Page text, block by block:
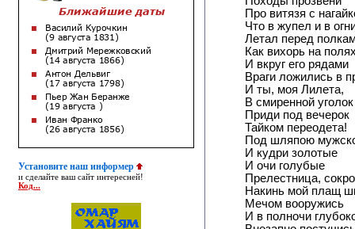
Установите наш информер
и сделайте ваш сайт интересней!
Код...
Про витязя с
Что в жупел и в
Летал перед
Как вихорь на
И вкруг его рядами
Враги ложились в
И ты, моя Лилета,
В смиренной уголок
Приди под вечерок
Тайком переодета!
Под шляпою
И кудри золотые
И очи голубые
Прелестница,
Накинь мой плащ
Мечом вооружись
И в полночи